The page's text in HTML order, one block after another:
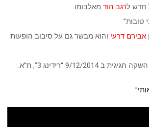
חדש לרגב הוד מאלבומו
טובות”
אבירם דרעי והוא מבשר גם על סיבוב הופעות
12/2014 “רידינג 3”, ת”א.
”